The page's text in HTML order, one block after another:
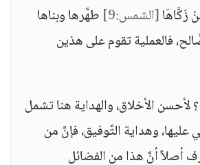
زَكَّاهَا[الشمس:9]
طهَّرها وبناها
فالعملية تقوم على هذين
لأحسن الأخلاق، والهداية هنا تشمل
عليها، وهداية التَّوفيق، فإنَّ من
أصلاً أنَّ هذا من الفضائل